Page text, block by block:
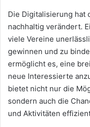
Die Digitalisierung hat
nachhaltig verändert.
viele Vereine
gewinnen und zu
ermöglicht es, eine
neue Interessierte
bietet nicht nur die
sondern auch die
und Aktivitäten